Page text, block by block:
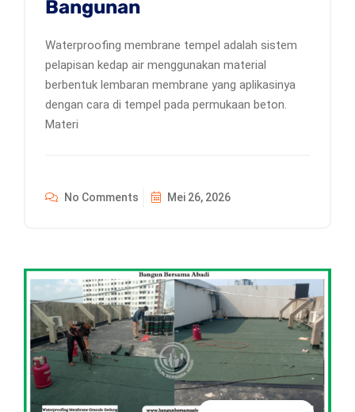
Bangunan
Waterproofing membrane tempel adalah sistem
pelapisan kedap air menggunakan material
berbentuk lembaran membrane yang aplikasinya
dengan cara di tempel pada permukaan beton.
Materi
No Comments Mei 26, 2026